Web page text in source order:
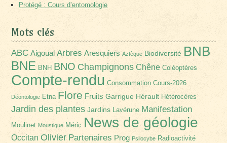
Protégé : Cours d’entomologie
Mots clés
ABC Aigoual Arbres Aresquiers Aztèque Biodiversité BNB
BNE BNH BNO Champignons Chêne Coléoptères
Compte-rendu Consommation Cours-2026
Déontologie Etna Flore Fruits Garrigue Hérault Hétérocères
Jardin des plantes Jardins Lavérune Manifestation
Moulinet Moustique Méric News de géologie
Occitan Olivier Partenaires Prog Psilocybe Radioactivité